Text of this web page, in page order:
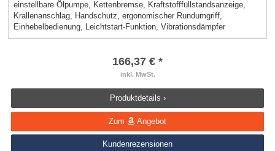
einstellbare Ölpumpe, Kettenbremse, Kraftstofffüllstandsanzeige,
Krallenanschlag, Handschutz, ergonomischer Rundumgriff,
Einhebelbedienung, Leichtstart-Funktion, Vibrationsdämpfer
166,37 € *
inkl. MwSt.
Produktdetails ›
Zum Angebot
Kundenrezensionen